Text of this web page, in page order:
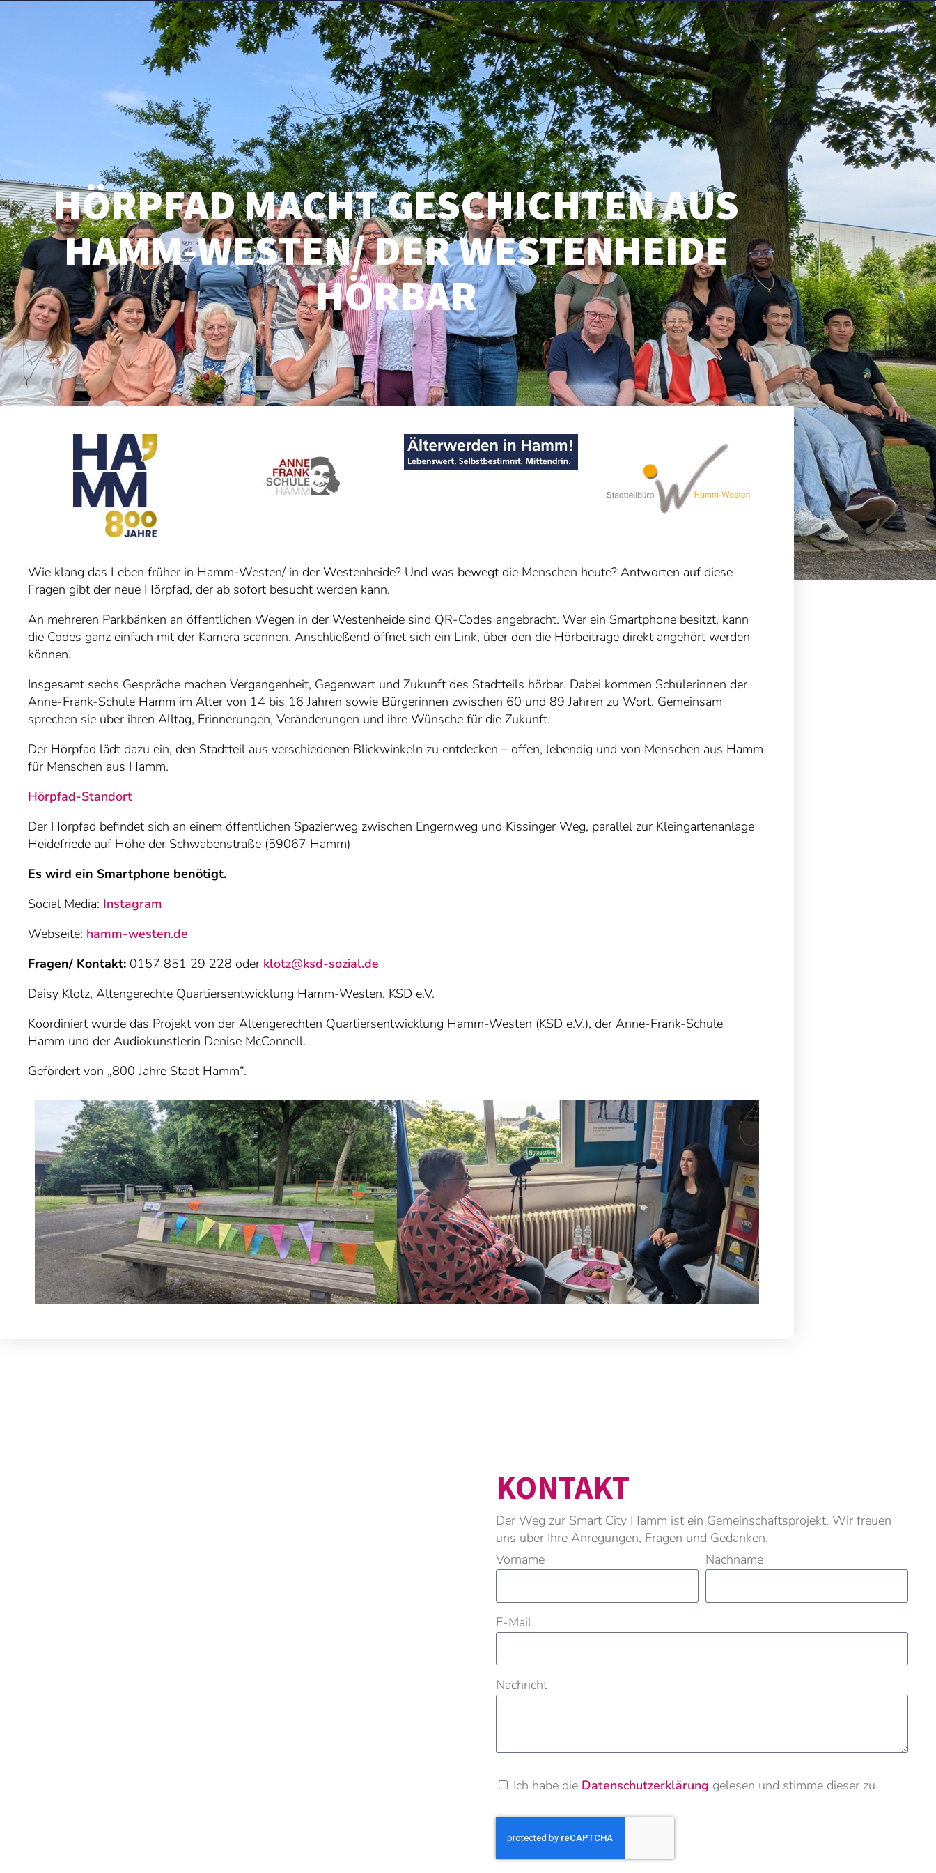
MENÜ
SUCHE
HÖRPFAD MACHT GESCHICHTEN AUS
HAMM-WESTEN/ DER WESTENHEIDE
HÖRBAR
Wie klang das Leben früher in Hamm-Westen/ in der Westenheide? Und was bewegt die Menschen heute? Antworten auf diese
Fragen gibt der neue Hörpfad, der ab sofort besucht werden kann.
An mehreren Parkbänken an öffentlichen Wegen in der Westenheide sind QR-Codes angebracht. Wer ein Smartphone besitzt, kann
die Codes ganz einfach mit der Kamera scannen. Anschließend öffnet sich ein Link, über den die Hörbeiträge direkt angehört werden
können.
Insgesamt sechs Gespräche machen Vergangenheit, Gegenwart und Zukunft des Stadtteils hörbar. Dabei kommen Schülerinnen der
Anne-Frank-Schule Hamm im Alter von 14 bis 16 Jahren sowie Bürgerinnen zwischen 60 und 89 Jahren zu Wort. Gemeinsam
sprechen sie über ihren Alltag, Erinnerungen, Veränderungen und ihre Wünsche für die Zukunft.
Der Hörpfad lädt dazu ein, den Stadtteil aus verschiedenen Blickwinkeln zu entdecken – offen, lebendig und von Menschen aus Hamm
für Menschen aus Hamm.
Hörpfad-Standort
Der Hörpfad befindet sich an einem öffentlichen Spazierweg zwischen Engernweg und Kissinger Weg, parallel zur Kleingartenanlage
Heidefriede auf Höhe der Schwabenstraße (59067 Hamm)
Es wird ein Smartphone benötigt.
Social Media: Instagram
Webseite: hamm-westen.de
Fragen/ Kontakt: 0157 851 29 228 oder klotz@ksd-sozial.de
Daisy Klotz, Altengerechte Quartiersentwicklung Hamm-Westen, KSD e.V.
Koordiniert wurde das Projekt von der Altengerechten Quartiersentwicklung Hamm-Westen (KSD e.V.), der Anne-Frank-Schule
Hamm und der Audiokünstlerin Denise McConnell.
Gefördert von „800 Jahre Stadt Hamm“.
KONTAKT
Der Weg zur Smart City Hamm ist ein Gemeinschaftsprojekt. Wir freuen
uns über Ihre Anregungen, Fragen und Gedanken.
Vorname
Nachname
E-Mail
Nachricht
Ich habe die Datenschutzerklärung gelesen und stimme dieser zu.